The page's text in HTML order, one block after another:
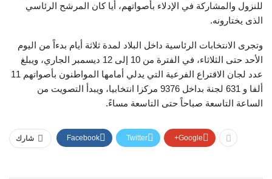
للنزول والمشاركة في الإدلاء بأصواتهم، أيا كان المرشح الرئاسي
الذى يختارونه.
وتجرى الانتخابات الرئاسية داخل البلاد لمدة ثلاثة أيام بدءاً من اليوم
الأحد حتى الثلاثاء، في الفترة من 10 إلى 12 ديسمبر الجاري، ويبلغ
عدد لجان الاقتراع الفرعية التي يدلي أمامها المواطنون بأصواتهم 11
ألفا و 631 لجنة بداخل 9376 مركزا انتخابيا، ويبدأ التصويت من
الساعة التاسعة صباحاً حتى التاسعة مساءً.
شارك Facebook Twitter Google+